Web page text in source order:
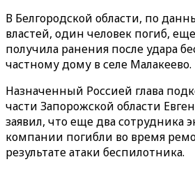
В Белгородской области, по
властей, один человек погиб,
получила ранения после удара
частному дому в селе Малакеево.
Назначенный Россией глава
части Запорожской области
заявил, что еще два сотрудника
компании погибли во время
результате атаки беспилотника.